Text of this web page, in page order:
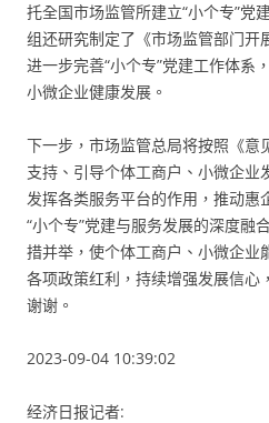
托全国市场监管所建立“小个专”党
组还研究制定了《市场监管部门开
进一步完善“小个专”党建工作体系
小微企业健康发展。
下一步，市场监管总局将按照《意
支持、引导个体工商户、小微企业
发挥各类服务平台的作用，推动惠
“小个专”党建与服务发展的深度融
措并举，使个体工商户、小微企业
各项政策红利，持续增强发展信心
谢谢。
2023-09-04 10:39:02
经济日报记者: